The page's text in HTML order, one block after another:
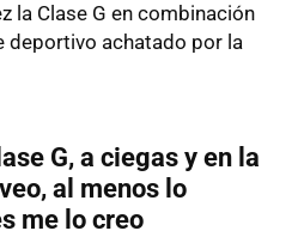
la Clase G en combinación
deportivo achatado por la
G, a ciegas y en la
al menos lo
me lo creo